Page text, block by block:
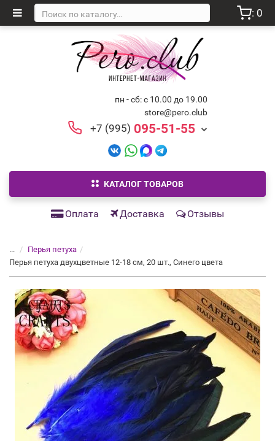
: 0
пн - сб: с 10.00 до 19.00
store@pero.club
+7 (995) 095-51-55
КАТАЛОГ ТОВАРОВ
Оплата Доставка Отзывы
...
Перья петуха
Перья петуха двухцветные 12-18 см, 20 шт., Синего цвета